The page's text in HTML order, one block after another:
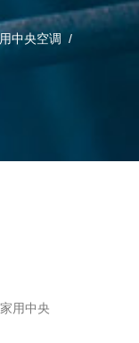
中央空调
用中央